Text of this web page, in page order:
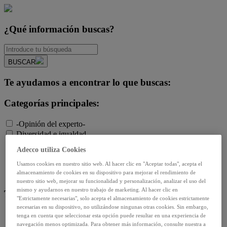
¿Qué información buscas?
BUSCAR
Te ayudamos a encontrar lo que buscas:
Categorías principales:
-Opinión del experto-
Diversidad e igualdad
Futuro del trabajo y tecnología
Salud y prevención
Talento y formación
Temas de actualidad:
Reformas laborales
Reskilling y upskilling
Adecco utiliza Cookies
Usamos cookies en nuestro sitio web. Al hacer clic en "Aceptar todas", acepta el
almacenamiento de cookies en su dispositivo para mejorar el rendimiento de
nuestro sitio web, mejorar su funcionalidad y personalización, analizar el uso del
mismo y ayudarnos en nuestro trabajo de marketing. Al hacer clic en
"Estrictamente necesarias", solo acepta el almacenamiento de cookies estrictamente
necesarias en su dispositivo, no utilizándose ningunas otras cookies. Sin embargo,
tenga en cuenta que seleccionar esta opción puede resultar en una experiencia de
navegación menos optimizada. Para obtener más información, consulte nuestra a